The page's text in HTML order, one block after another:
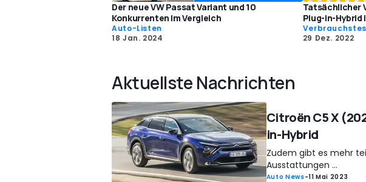
Der neue VW Passat Variant und 10
Konkurrenten im Vergleich
Auto-Listen
18 Jan. 2024
Tatsächlicher
Plug-in-Hybrid
29 Dez. 2022
Aktuellste Nachrichten
Citroën C5 X
in-Hybrid
Zudem gibt es mehr
Ausstattungen ...
Auto News-11 Mai 2023